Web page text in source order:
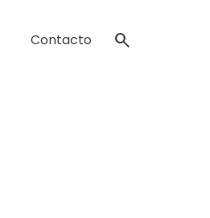
Contacto search